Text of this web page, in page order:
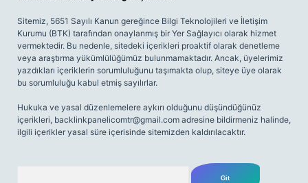
Sitemiz, 5651 Sayılı Kanun gereğince Bilgi Teknolojileri ve İletişim
Kurumu (BTK) tarafından onaylanmış bir Yer Sağlayıcı olarak hizmet
vermektedir. Bu nedenle, sitedeki içerikleri proaktif olarak denetleme
veya araştırma yükümlülüğümüz bulunmamaktadır. Ancak, üyelerimiz
yazdıkları içeriklerin sorumluluğunu taşımakta olup, siteye üye olarak
bu sorumluluğu kabul etmiş sayılırlar.
Hukuka ve yasal düzenlemelere aykırı olduğunu düşündüğünüz
içerikleri, backlinkpanelicomtr@gmail.com adresine bildirmeniz halinde,
ilgili içerikler yasal süre içerisinde sitemizden kaldırılacaktır.